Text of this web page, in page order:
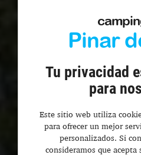
Pinar
Tu privacidad
para
Este sitio web utiliza
para ofrecer un mejor
personalizados. Si
consideramos que acepta